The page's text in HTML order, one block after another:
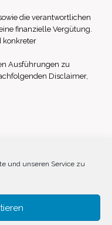
und unseren Service zu
die verantwortlichen
finanzielle Vergütung.
konkreter
Ausführungen zu
Disclaimer,
Disclaimer